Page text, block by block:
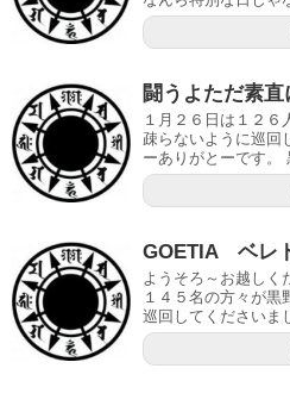
闘うよただ素
１月２６日は１２６
疎らないように巡回
ーありがとーです。
GOETIA ベレ
ようそろ～お越しく
１４５名の方々が黒
巡回してくださいま